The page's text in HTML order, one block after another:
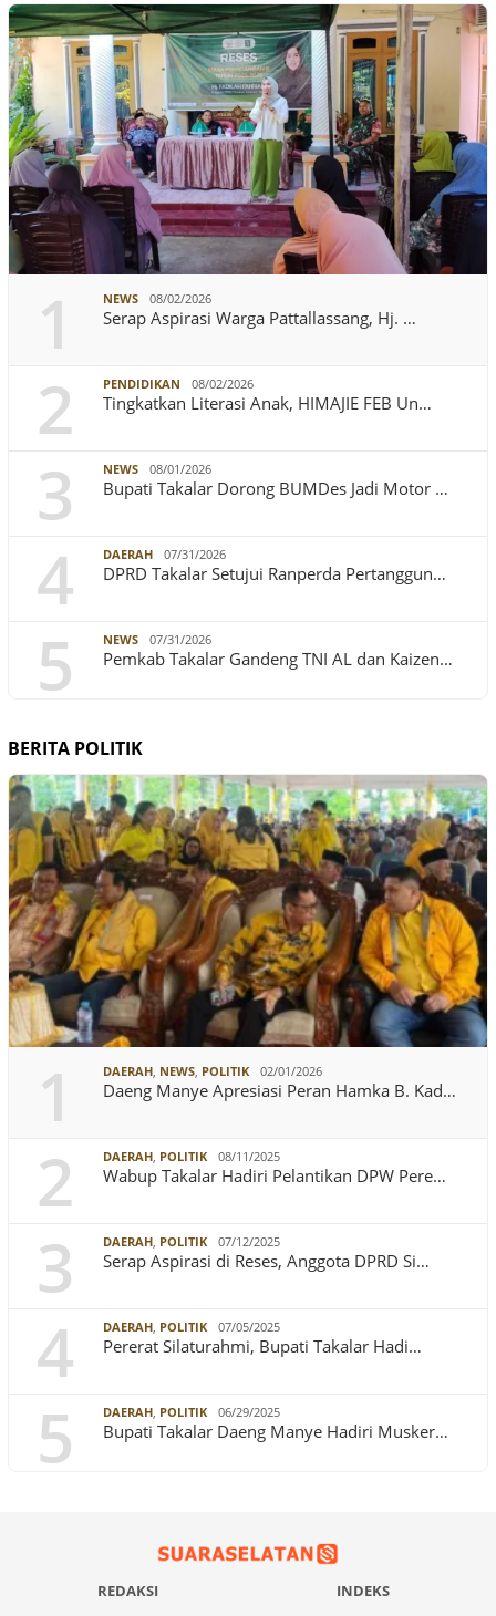
1 NEWS 08/02/2026
Serap Aspirasi Warga Pattallassang, Hj. …
2 PENDIDIKAN 08/02/2026
Tingkatkan Literasi Anak, HIMAJIE FEB Un…
3 NEWS 08/01/2026
Bupati Takalar Dorong BUMDes Jadi Motor …
4 DAERAH 07/31/2026
DPRD Takalar Setujui Ranperda Pertanggun…
5 NEWS 07/31/2026
Pemkab Takalar Gandeng TNI AL dan Kaizen…
BERITA POLITIK
1 DAERAH NEWS POLITIK 02/01/2026
Daeng Manye Apresiasi Peran Hamka B. Kad…
2 DAERAH POLITIK 08/11/2025
Wabup Takalar Hadiri Pelantikan DPW Pere…
3 DAERAH POLITIK 07/12/2025
Serap Aspirasi di Reses, Anggota DPRD Si…
4 DAERAH POLITIK 07/05/2025
Pererat Silaturahmi, Bupati Takalar Hadi…
5 DAERAH POLITIK 06/29/2025
Bupati Takalar Daeng Manye Hadiri Musker…
REDAKSI
INDEKS